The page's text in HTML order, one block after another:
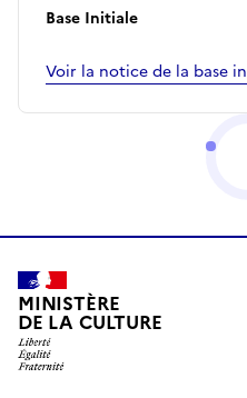
Base Initiale
Voir la notice de la base
MINISTÈRE
DE LA CULTURE